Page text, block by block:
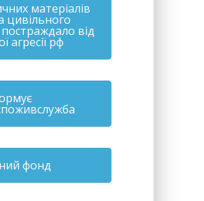
матеріалів
цивільного
від
агресії рф
фонд